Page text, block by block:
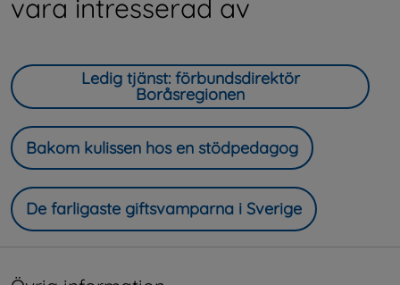
vara intresserad av
Ledig tjänst: förbundsdirektör
Boråsregionen
Bakom kulissen hos en stödpedagog
De farligaste giftsvamparna i Sverige